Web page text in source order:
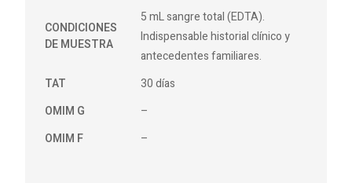
CONDICIONES
DE MUESTRA
5 mL sangre total (EDTA).
Indispensable historial clínico y
antecedentes familiares.
TAT
30 días
OMIM G
–
OMIM F
–